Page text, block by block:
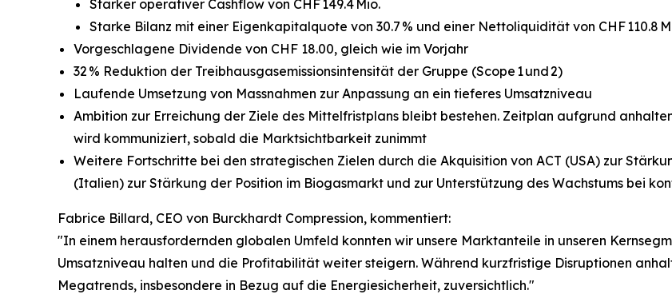
Starker operativer Cashflow von CHF 149.4 Mio.
Starke Bilanz mit einer Eigenkapitalquote von 30.7 % und einer Nettoliquidität von CHF 110.8
Vorgeschlagene Dividende von CHF 18.00, gleich wie im Vorjahr
32 % Reduktion der Treibhausgasemissionsintensität der Gruppe (Scope 1 und 2)
Laufende Umsetzung von Massnahmen zur Anpassung an ein tieferes Umsatzniveau
Ambition zur Erreichung der Ziele des Mittelfristplans bleibt bestehen. Zeitplan aufgrund
wird kommuniziert, sobald die Marktsichtbarkeit zunimmt
Weitere Fortschritte bei den strategischen Zielen durch die Akquisition von ACT (USA) zur
(Italien) zur Stärkung der Position im Biogasmarkt und zur Unterstützung des Wachstums bei
Fabrice Billard, CEO von Burckhardt Compression, kommentiert:
"In einem herausfordernden globalen Umfeld konnten wir unsere Marktanteile in unseren
Umsatzniveau halten und die Profitabilität weiter steigern. Während kurzfristige Disruptionen
Megatrends, insbesondere in Bezug auf die Energiesicherheit, zuversichtlich."